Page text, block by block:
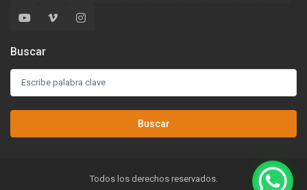
Buscar
Buscar
Todos los derechos reservados.